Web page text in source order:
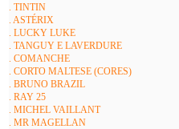
. TINTIN
. ASTÉRIX
. LUCKY LUKE
. TANGUY E LAVERDURE
. COMANCHE
. CORTO MALTESE (CORES)
. BRUNO BRAZIL
. RAY 25
. MICHEL VAILLANT
. MR MAGELLAN